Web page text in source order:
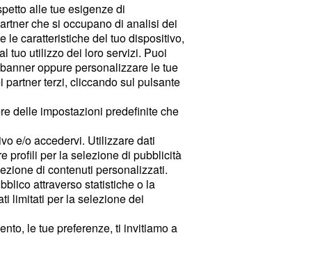
alle tue esigenze di
che si occupano di analisi dei
le caratteristiche del tuo dispositivo,
tuo utilizzo dei loro servizi. Puoi
oppure personalizzare le tue
terzi, cliccando sul pulsante
delle impostazioni predefinite che
e/o accedervi. Utilizzare dati
profili per la selezione di pubblicità
di contenuti personalizzati.
attraverso statistiche o la
limitati per la selezione dei
le tue preferenze, ti invitiamo a